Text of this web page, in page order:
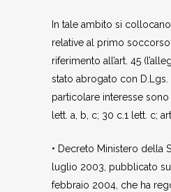
In tale ambito si
relative al primo
riferimento all’art. 45
stato abrogato con D.Lgs.
particolare interesse sono
lett. a, b, c; 30 c.1 lett. c;
• Decreto Ministero della
luglio 2003, pubblicato
febbraio 2004, che ha